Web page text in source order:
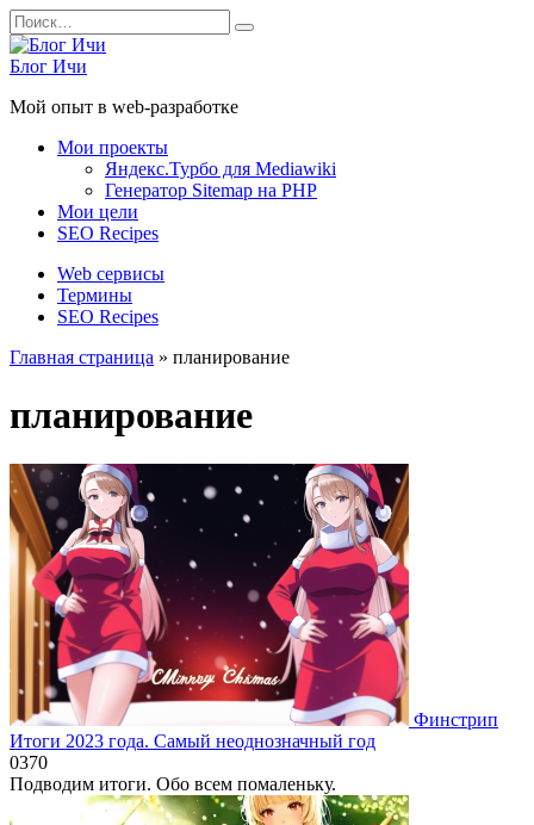
Перейти
к
содержанию
Search
for:
Блог Ичи
Мой опыт в web-разработке
Мои проекты
Яндекс.Турбо для Mediawiki
Генератор Sitemap на PHP
Мои цели
SEO Recipes
Web сервисы
Термины
SEO Recipes
Главная страница » планирование
планирование
Финстрип
Итоги 2023 года. Самый неоднозначный год
0370
Подводим итоги. Обо всем помаленьку.